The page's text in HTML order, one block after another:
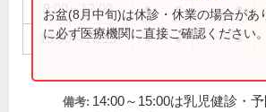
9:00～12:00 ● ● ●
15:00～17:15 ● ● ●
お盆(8月中旬)は休診・休業の場合があ
に必ず医療機関に直接ご確認ください。
備考: 14:00～15:00は乳児健診・